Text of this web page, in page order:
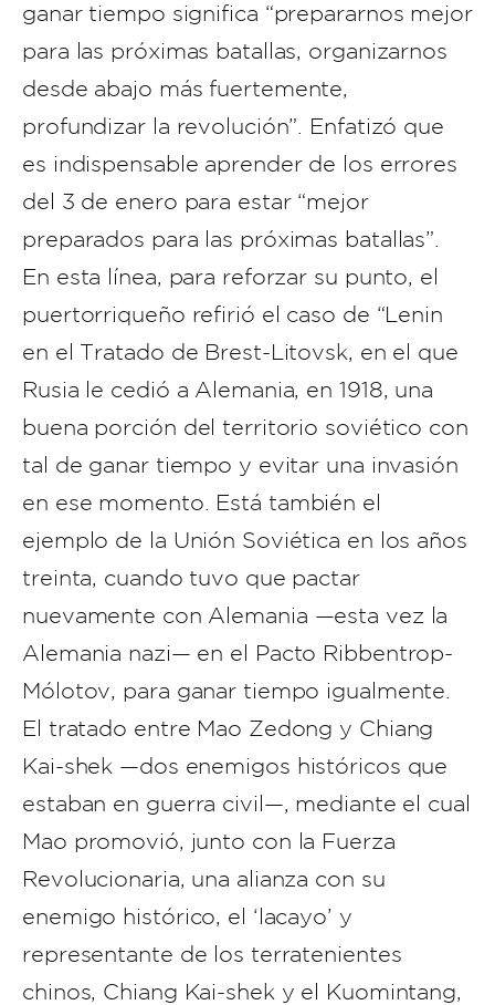
ganar tiempo significa “prepararnos mejor
para las próximas batallas, organizarnos
desde abajo más fuertemente,
profundizar la revolución”. Enfatizó que
es indispensable aprender de los errores
del 3 de enero para estar “mejor
preparados para las próximas batallas”.
En esta línea, para reforzar su punto, el
puertorriqueño refirió el caso de “Lenin
en el Tratado de Brest-Litovsk, en el que
Rusia le cedió a Alemania, en 1918, una
buena porción del territorio soviético con
tal de ganar tiempo y evitar una invasión
en ese momento. Está también el
ejemplo de la Unión Soviética en los años
treinta, cuando tuvo que pactar
nuevamente con Alemania —esta vez la
Alemania nazi— en el Pacto Ribbentrop-
Mólotov, para ganar tiempo igualmente.
El tratado entre Mao Zedong y Chiang
Kai-shek —dos enemigos históricos que
estaban en guerra civil—, mediante el cual
Mao promovió, junto con la Fuerza
Revolucionaria, una alianza con su
enemigo histórico, el ‘lacayo’ y
representante de los terratenientes
chinos, Chiang Kai-shek y el Kuomintang,